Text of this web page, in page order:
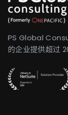
PS Global
的企业提供超过